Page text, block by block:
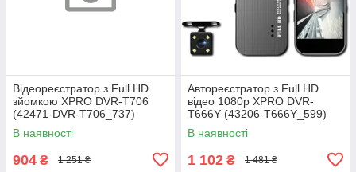
Відеореєстратор з Full HD
зйомкою XPRO DVR-T706
(42471-DVR-T706_737)
В наявності
904 ₴ 1 251 ₴
Автореєстратор з Full HD
відео 1080p XPRO DVR-
T666Y (43206-T666Y_599)
В наявності
1 102 ₴ 1 481 ₴